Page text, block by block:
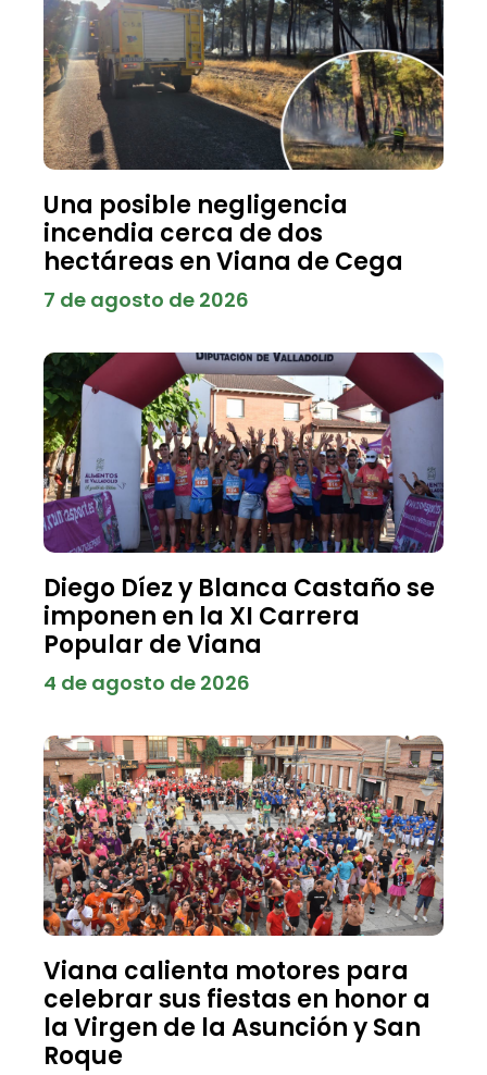
Una posible negligencia
incendia cerca de dos
hectáreas en Viana de Cega
7 de agosto de 2026
Diego Díez y Blanca Castaño se
imponen en la XI Carrera
Popular de Viana
4 de agosto de 2026
Viana calienta motores para
celebrar sus fiestas en honor a
la Virgen de la Asunción y San
Roque